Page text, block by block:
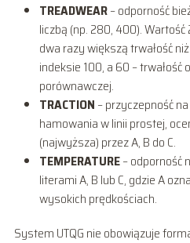
TREADWEAR– odporność
liczbą (np. 280, 400).
dwa razy większą trwałość
indeksie 100, a 60 – trwałość
porównawczej.
TRACTION – przyczepność
hamowania w linii prostej,
(najwyższa) przez A, B do C.
TEMPERATURE– odporność
literami A, B lub C, gdzie A
wysokich prędkościach.
System UTQG nie obowiązuje